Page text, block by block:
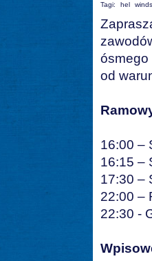
Tagi: hel
ósmego
od
16:00 –
16:15 –
17:30 –
22:00 –
22:30 -